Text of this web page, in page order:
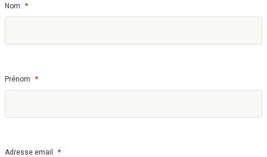
Nom *
Prénom *
Adresse email *